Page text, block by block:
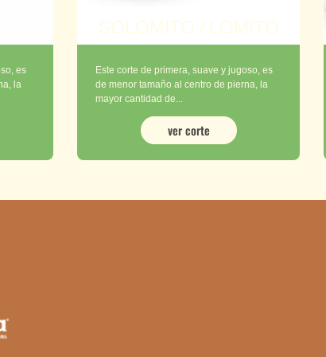
es
la
SOLOMITO / LOMITO
Este corte de primera, suave y jugoso, es
de menor tamaño al centro de pierna, la
mayor cantidad de...
ver corte